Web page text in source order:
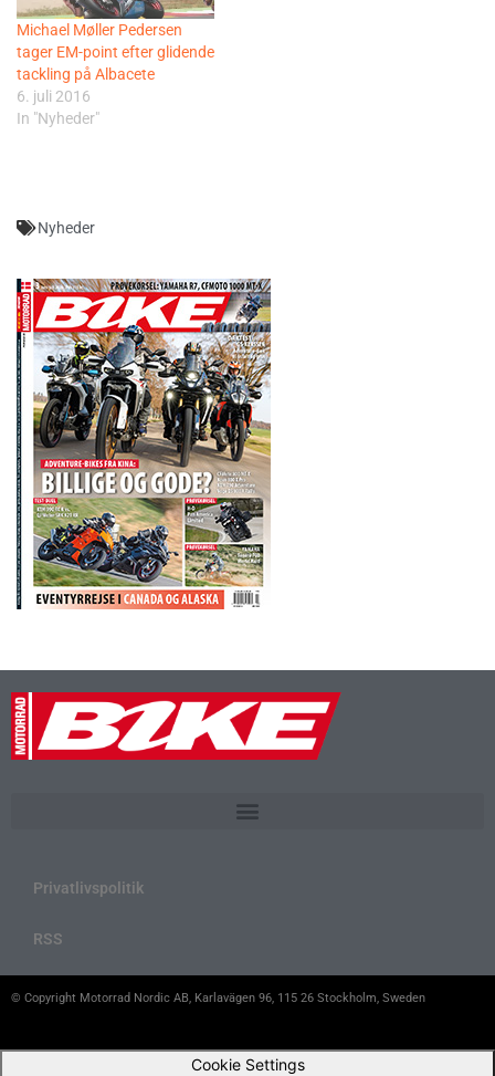
Michael Møller Pedersen
tager EM-point efter glidende
tackling på Albacete
6. juli 2016
In "Nyheder"
Nyheder
Privatlivspolitik
RSS
© Copyright Motorrad Nordic AB, Karlavägen 96, 115 26 Stockholm, Sweden
Cookie Settings